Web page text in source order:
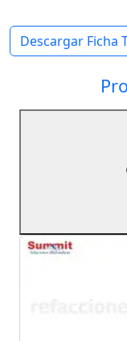
Descargar Ficha